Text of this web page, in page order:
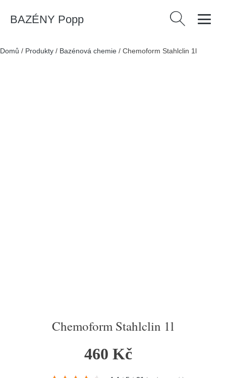
BAZÉNY Popp Vyhledávání
Domů / Produkty / Bazénová chemie / Chemoform Stahlclin 1l
Chemoform Stahlclin 1l
460 Kč